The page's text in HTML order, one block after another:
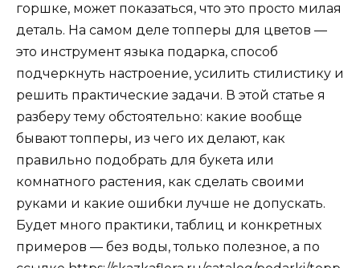
горшке, может показаться, что это просто милая
деталь. На самом деле топперы для цветов —
это инструмент языка подарка, способ
подчеркнуть настроение, усилить стилистику и
решить практические задачи. В этой статье я
разберу тему обстоятельно: какие вообще
бывают топперы, из чего их делают, как
правильно подобрать для букета или
комнатного растения, как сделать своими
руками и какие ошибки лучше не допускать.
Будет много практики, таблиц и конкретных
примеров — без воды, только полезное, а по